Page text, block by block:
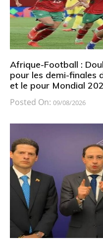
Afrique-Football :
pour les demi-finales
et le pour Mondial
Posted On: 09/08/2026